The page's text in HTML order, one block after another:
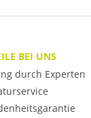
BEI UNS
durch Experten